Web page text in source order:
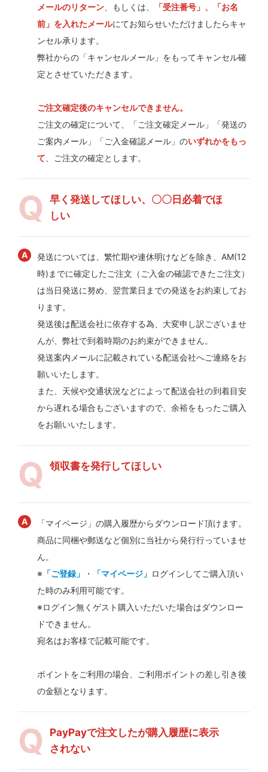
メールのリターン 、もしくは、
「受注番号」、「お名
前」を入れたメールにてお知らせいただけましたらキャ
ンセル承ります。
弊社からの「キャンセルメール」をもってキャンセル確
定とさせていただきます。
ご注文確定後のキャンセルできません。
ご注文の確定について、「ご注文確定メール」「発送の
ご案内メール」「ご入金確認メール」のいずれかをもっ
て 、ご注文の確定とします。
早く発送してほしい、〇〇日必着でほ
しい
発送については、繁忙期や連休明けなどを除き、AM(12
時)までに確定したご注文（ご入金の確認できたご注文）
は当日発送に努め、翌営業日までの発送をお約束してお
ります。
発送後は配送会社に依存する為、大変申し訳ございませ
んが、弊社で到着時期のお約束ができません。
発送案内メールに記載されている配送会社へご連絡をお
願いいたします。
また、天候や交通状況などによって配送会社の到着目安
から遅れる場合もございますので、余裕をもったご購入
をお願いいたします。
領収書を発行してほしい
「マイページ」の購入履歴からダウンロード頂けます。
商品に同梱や郵送など個別に当社から発行行っていませ
ん。
※ 「ご登録」 ・ 「マイページ」 ログインしてご購入頂い
た時のみ利用可能です。
※ログイン無くゲスト購入いただいた場合はダウンロー
ドできません。
宛名はお客様で記載可能です。
ポイントをご利用の場合、ご利用ポイントの差し引き後
の金額となります。
PayPayで注文したが購入履歴に表示
されない